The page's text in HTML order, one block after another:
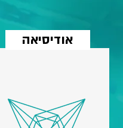
אודיסיאה